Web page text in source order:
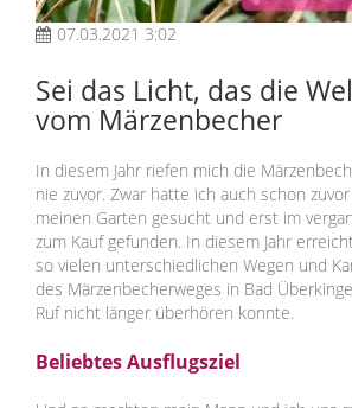
07.03.2021 3:02
Sei das Licht, das die
vom Märzenbecher
In diesem Jahr riefen mich die
nie zuvor. Zwar hatte ich auch schon
meinen Garten gesucht und erst im
zum Kauf gefunden. In diesem Jahr
so vielen unterschiedlichen Wegen und
des Märzenbecherweges in Bad
Ruf nicht länger überhören konnte.
Beliebtes Ausflugsziel